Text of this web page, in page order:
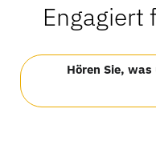
Engagiert
Hören Sie,